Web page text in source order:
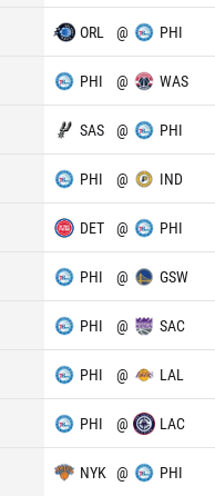
ORL @ PHI
PHI @ WAS
SAS @ PHI
PHI @ IND
DET @ PHI
PHI @ GSW
PHI @ SAC
PHI @ LAL
PHI @ LAC
NYK @ PHI